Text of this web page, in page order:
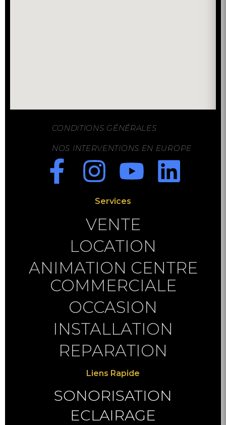
CONDITIONS GÉNÉRALES
NOS INTERVENTIONS EN EUROPE
Services
VENTE
LOCATION
ANIMATION CENTRE
COMMERCIALE
OCCASION
INSTALLATION
REPARATION
Liens Rapide
SONORISATION
ECLAIRAGE